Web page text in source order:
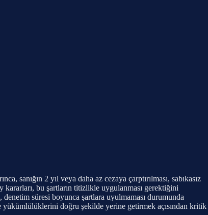
sanığın 2 yıl veya daha az cezaya çarptırılması, sabıkasız
kararları, bu şartların titizlikle uygulanması gerektiğini
süresi boyunca şartlara uyulmaması durumunda
yükümlülüklerini doğru şekilde yerine getirmek açısından kritik